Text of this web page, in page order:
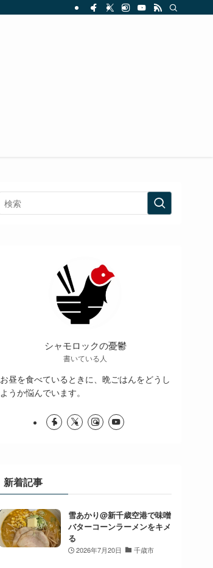
シャモロックの憂鬱
書いている人
お昼を食べているときに、晩ごはんをどうし
ようか悩んでいます。
新着記事
雪あかり@新千歳空港で味噌
バターコーンラーメンをキメ
る
2026年7月20日 千歳市